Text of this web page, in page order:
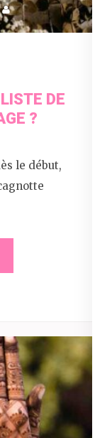
DE
?
le début,